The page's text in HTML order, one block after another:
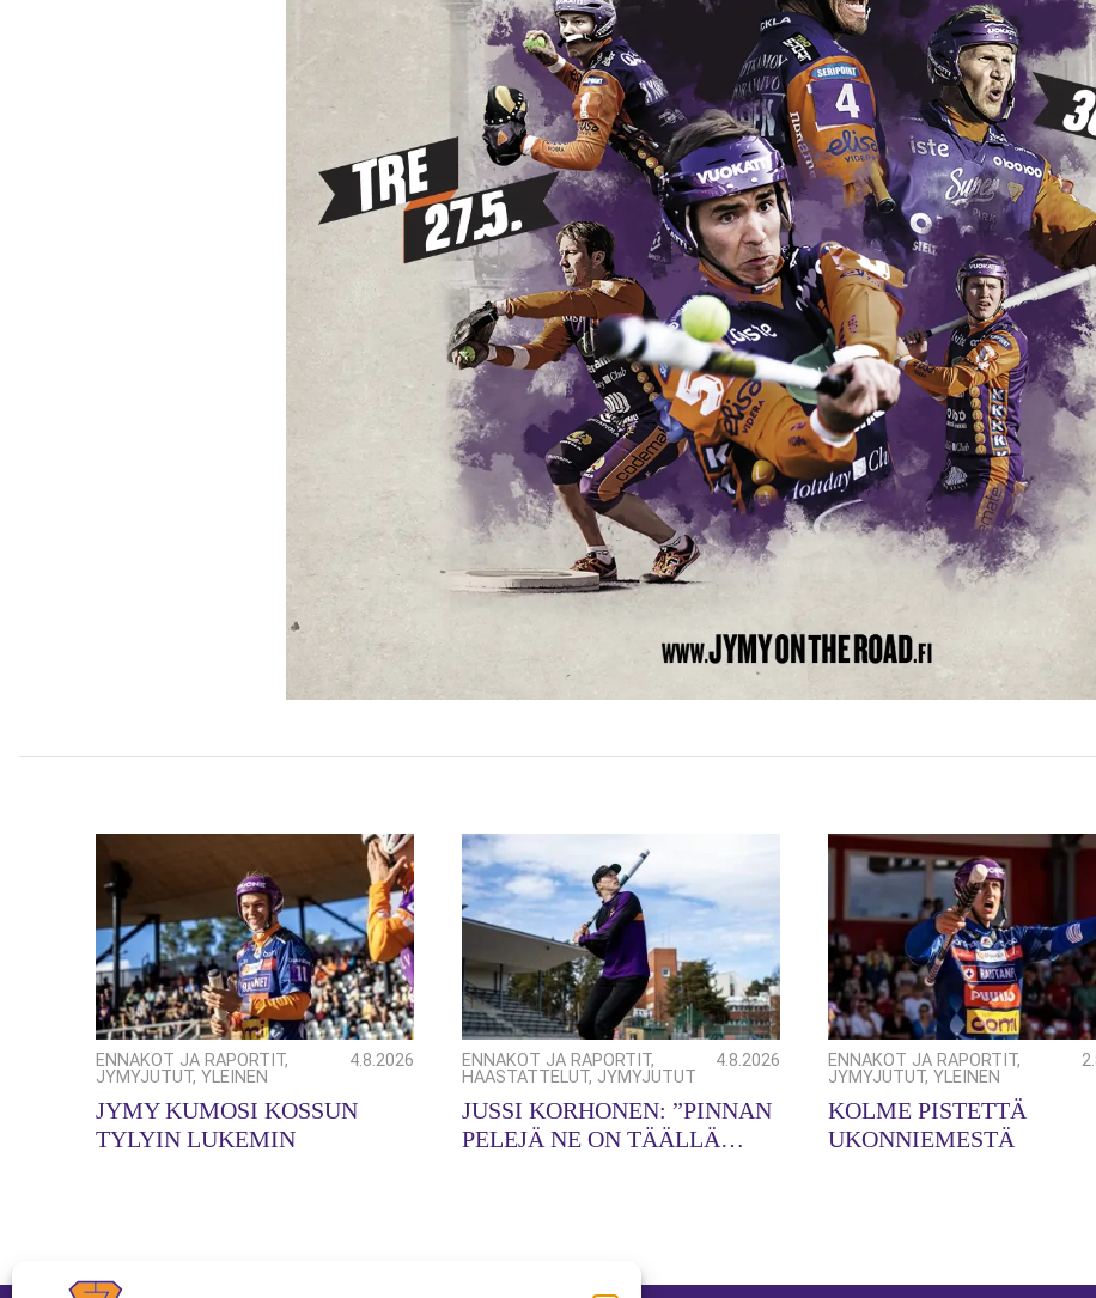
ENNAKOT JA RAPORTIT,
JYMYJUTUT, YLEINEN
4.8.2026
JYMY KUMOSI KOSSUN
TYLYIN LUKEMIN
ENNAKOT JA RAPORTIT,
HAASTATTELUT, JYMYJUTUT
4.8.2026
JUSSI KORHONEN: ”PINNAN
PELEJÄ NE ON TÄÄLLÄ
ENNAKOT JA RAPORTIT,
JYMYJUTUT, YLEINEN
KOLME PISTETTÄ
UKONNIEMESTÄ